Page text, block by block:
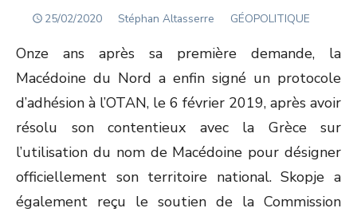
POSTED
25/02/2020 Author
Stéphan Altasserre GÉOPOLITIQUE
Onze ans après sa première demande, la
Macédoine du Nord a enfin signé un protocole
d’adhésion à l’OTAN, le 6 février 2019, après avoir
résolu son contentieux avec la Grèce sur
l’utilisation du nom de Macédoine pour désigner
officiellement son territoire national. Skopje a
également reçu le soutien de la Commission